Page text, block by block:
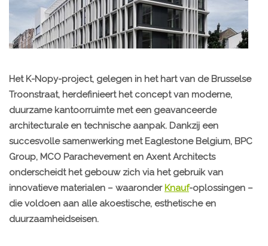
Het K-Nopy-project, gelegen in het hart van de Brusselse
Troonstraat, herdefinieert het concept van moderne,
duurzame kantoorruimte met een geavanceerde
architecturale en technische aanpak. Dankzij een
succesvolle samenwerking met Eaglestone Belgium, BPC
Group, MCO Parachevement en Axent Architects
onderscheidt het gebouw zich via het gebruik van
innovatieve materialen – waaronder Knauf-oplossingen –
die voldoen aan alle akoestische, esthetische en
duurzaamheidseisen.